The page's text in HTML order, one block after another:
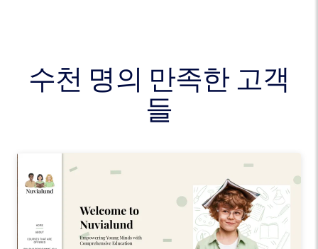
수천 명의 만족한 고객
들